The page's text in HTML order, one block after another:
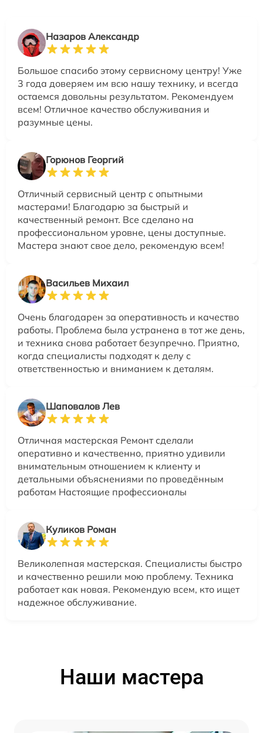
Назаров Александр
Большое спасибо этому сервисному центру! Уже
3 года доверяем им всю нашу технику, и всегда
остаемся довольны результатом. Рекомендуем
всем! Отличное качество обслуживания и
разумные цены.
Горюнов Георгий
Отличный сервисный центр с опытными
мастерами! Благодарю за быстрый и
качественный ремонт. Все сделано на
профессиональном уровне, цены доступные.
Мастера знают свое дело, рекомендую всем!
Васильев Михаил
Очень благодарен за оперативность и качество
работы. Проблема была устранена в тот же день,
и техника снова работает безупречно. Приятно,
когда специалисты подходят к делу с
ответственностью и вниманием к деталям.
Шаповалов Лев
Отличная мастерская Ремонт сделали
оперативно и качественно, приятно удивили
внимательным отношением к клиенту и
детальными объяснениями по проведённым
работам Настоящие профессионалы
Куликов Роман
Великолепная мастерская. Специалисты быстро
и качественно решили мою проблему. Техника
работает как новая. Рекомендую всем, кто ищет
надежное обслуживание.
Наши мастера